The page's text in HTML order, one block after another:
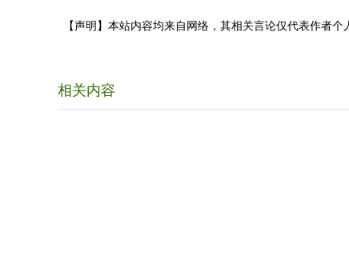
【声明】本站内容均来自网络，其相关言论仅代表作者
相关内容